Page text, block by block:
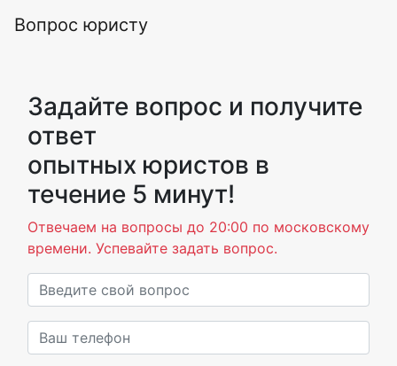
Вопрос юристу
Задайте вопрос и получите
ответ
опытных юристов в
течение 5 минут!
Отвечаем на вопросы до 20:00 по московскому
времени. Успевайте задать вопрос.